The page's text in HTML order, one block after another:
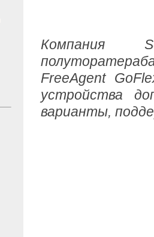
Компания
FreeAgent
устройства
варианты,